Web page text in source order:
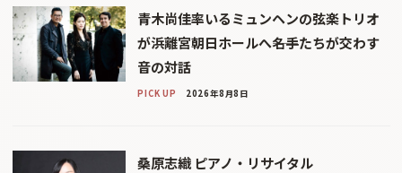
青木尚佳率いるミュンヘンの弦楽トリオ
が浜離宮朝日ホールへ――名手たちが交わす
音の対話
PICK UP 2026年8月8日
桑原志織 ピアノ・リサイタル